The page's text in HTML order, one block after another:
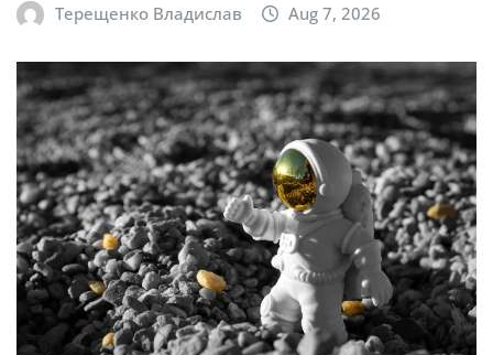
Терещенко Владислав Aug 7, 2026